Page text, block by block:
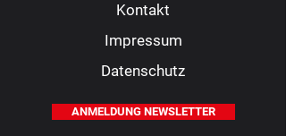
Kontakt
Impressum
Datenschutz
ANMELDUNG NEWSLETTER